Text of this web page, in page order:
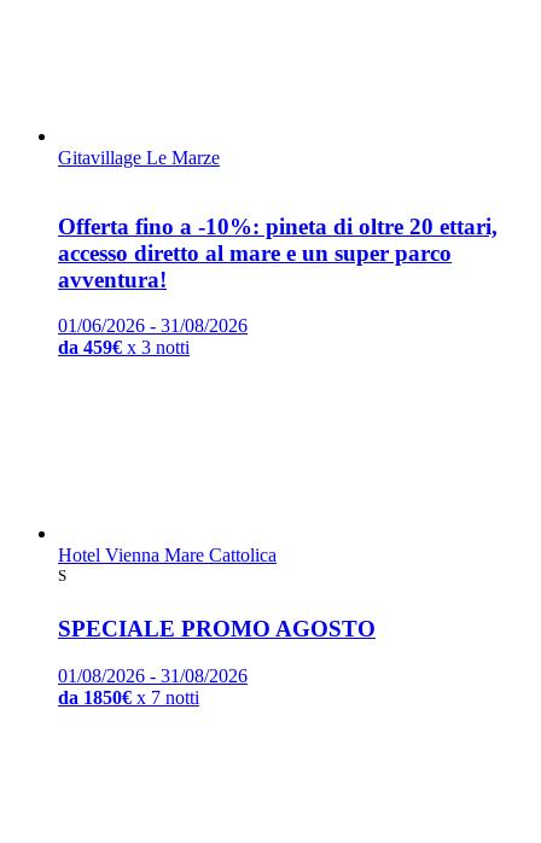
Gitavillage Le Marze
Offerta fino a -10%: pineta di oltre 20 ettari,
accesso diretto al mare e un super parco
avventura!
01/06/2026 - 31/08/2026
da 459€ x 3 notti
Hotel Vienna Mare Cattolica
S
SPECIALE PROMO AGOSTO
01/08/2026 - 31/08/2026
da 1850€ x 7 notti